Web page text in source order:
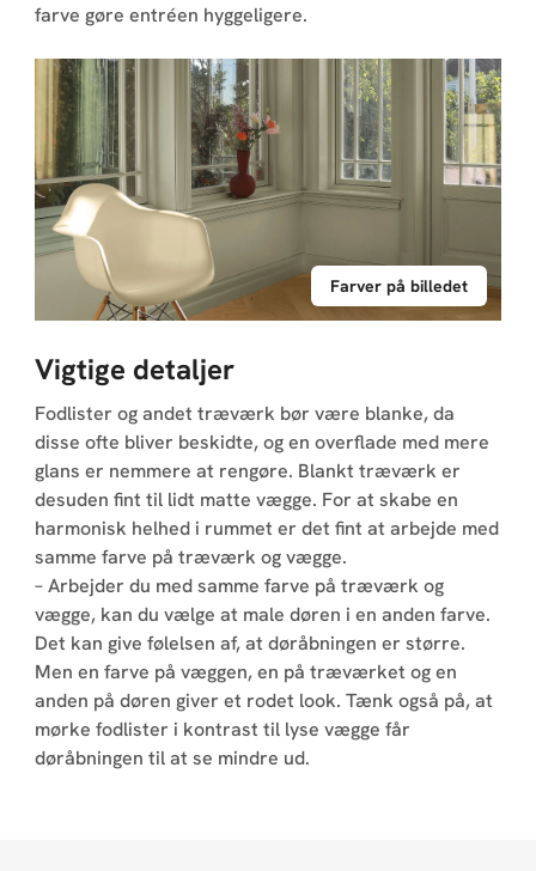
farve gøre entréen hyggeligere.
Farver på billedet
Vigtige detaljer
Fodlister og andet træværk bør være blanke, da
disse ofte bliver beskidte, og en overflade med mere
glans er nemmere at rengøre. Blankt træværk er
desuden fint til lidt matte vægge. For at skabe en
harmonisk helhed i rummet er det fint at arbejde med
samme farve på træværk og vægge.
– Arbejder du med samme farve på træværk og
vægge, kan du vælge at male døren i en anden farve.
Det kan give følelsen af, at døråbningen er større.
Men en farve på væggen, en på træværket og en
anden på døren giver et rodet look. Tænk også på, at
mørke fodlister i kontrast til lyse vægge får
døråbningen til at se mindre ud.